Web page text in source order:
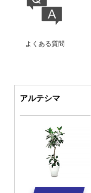
よくある質問
アルテシマ